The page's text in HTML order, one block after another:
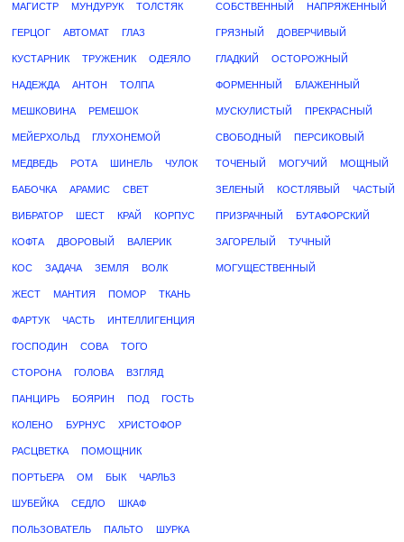
МАГИСТР МУНДУРУК ТОЛСТЯК
ГЕРЦОГ АВТОМАТ ГЛАЗ
КУСТАРНИК ТРУЖЕНИК ОДЕЯЛО
НАДЕЖДА АНТОН ТОЛПА
МЕШКОВИНА РЕМЕШОК
МЕЙЕРХОЛЬД ГЛУХОНЕМОЙ
МЕДВЕДЬ РОТА ШИНЕЛЬ ЧУЛОК
БАБОЧКА АРАМИС СВЕТ
ВИБРАТОР ШЕСТ КРАЙ КОРПУС
КОФТА ДВОРОВЫЙ ВАЛЕРИК
КОС ЗАДАЧА ЗЕМЛЯ ВОЛК
ЖЕСТ МАНТИЯ ПОМОР ТКАНЬ
ФАРТУК ЧАСТЬ ИНТЕЛЛИГЕНЦИЯ
ГОСПОДИН СОВА ТОГО
СТОРОНА ГОЛОВА ВЗГЛЯД
ПАНЦИРЬ БОЯРИН ПОД ГОСТЬ
КОЛЕНО БУРНУС ХРИСТОФОР
РАСЦВЕТКА ПОМОЩНИК
ПОРТЬЕРА ОМ БЫК ЧАРЛЬЗ
ШУБЕЙКА СЕДЛО ШКАФ
ПОЛЬЗОВАТЕЛЬ ПАЛЬТО ШУРКА
СОБСТВЕННЫЙ НАПРЯЖЕННЫЙ
ГРЯЗНЫЙ ДОВЕРЧИВЫЙ
ГЛАДКИЙ ОСТОРОЖНЫЙ
ФОРМЕННЫЙ БЛАЖЕННЫЙ
МУСКУЛИСТЫЙ ПРЕКРАСНЫЙ
СВОБОДНЫЙ ПЕРСИКОВЫЙ
ТОЧЕНЫЙ МОГУЧИЙ МОЩНЫЙ
ЗЕЛЕНЫЙ КОСТЛЯВЫЙ ЧАСТЫЙ
ПРИЗРАЧНЫЙ БУТАФОРСКИЙ
ЗАГОРЕЛЫЙ ТУЧНЫЙ
МОГУЩЕСТВЕННЫЙ